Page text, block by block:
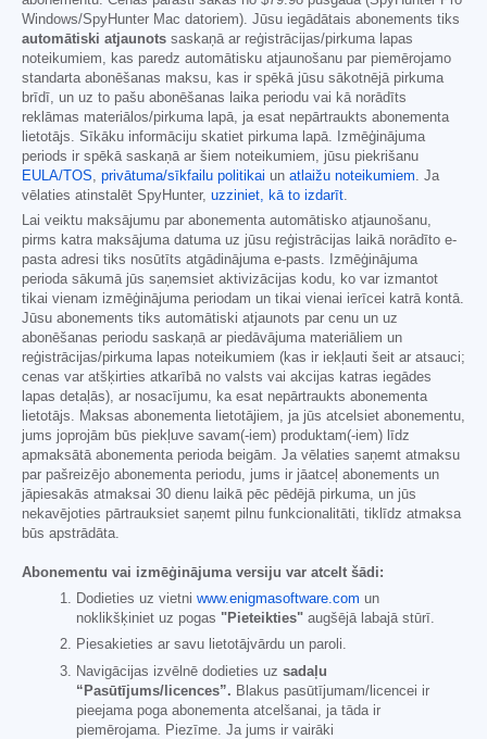
Windows/SpyHunter Mac datoriem). Jūsu iegādātais abonements tiks
automātiski atjaunots saskaņā ar reģistrācijas/pirkuma lapas
noteikumiem, kas paredz automātisku atjaunošanu par piemērojamo
standarta abonēšanas maksu, kas ir spēkā jūsu sākotnējā pirkuma
brīdī, un uz to pašu abonēšanas laika periodu vai kā norādīts
reklāmas materiālos/pirkuma lapā, ja esat nepārtraukts abonementa
lietotājs. Sīkāku informāciju skatiet pirkuma lapā. Izmēģinājuma
periods ir spēkā saskaņā ar šiem noteikumiem, jūsu piekrišanu
EULA/TOS, privātuma/sīkfailu politikai un atlaižu noteikumiem. Ja
vēlaties atinstalēt SpyHunter, uzziniet, kā to izdarīt.
Lai veiktu maksājumu par abonementa automātisko atjaunošanu,
pirms katra maksājuma datuma uz jūsu reģistrācijas laikā norādīto e-
pasta adresi tiks nosūtīts atgādinājuma e-pasts. Izmēģinājuma
perioda sākumā jūs saņemsiet aktivizācijas kodu, ko var izmantot
tikai vienam izmēģinājuma periodam un tikai vienai ierīcei katrā kontā.
Jūsu abonements tiks automātiski atjaunots par cenu un uz
abonēšanas periodu saskaņā ar piedāvājuma materiāliem un
reģistrācijas/pirkuma lapas noteikumiem (kas ir iekļauti šeit ar atsauci;
cenas var atšķirties atkarībā no valsts vai akcijas katras iegādes
lapas detaļās), ar nosacījumu, ka esat nepārtraukts abonementa
lietotājs. Maksas abonementa lietotājiem, ja jūs atcelsiet abonementu,
jums joprojām būs piekļuve savam(-iem) produktam(-iem) līdz
apmaksātā abonementa perioda beigām. Ja vēlaties saņemt atmaksu
par pašreizējo abonementa periodu, jums ir jāatceļ abonements un
jāpiesakās atmaksai 30 dienu laikā pēc pēdējā pirkuma, un jūs
nekavējoties pārtrauksiet saņemt pilnu funkcionalitāti, tiklīdz atmaksa
būs apstrādāta.
Abonementu vai izmēģinājuma versiju var atcelt šādi:
Dodieties uz vietni www.enigmasoftware.com un
noklikšķiniet uz pogas "Pieteikties" augšējā labajā stūrī.
Piesakieties ar savu lietotājvārdu un paroli.
Navigācijas izvēlnē dodieties uz sadaļu
“Pasūtījums/licences”. Blakus pasūtījumam/licencei ir
pieejama poga abonementa atcelšanai, ja tāda ir
piemērojama. Piezīme. Ja jums ir vairāki